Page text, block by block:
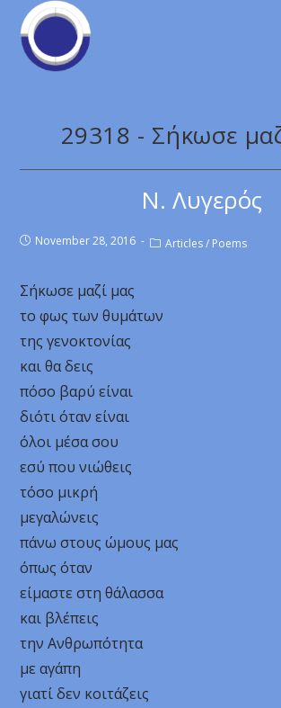
29318 - Σήκωσε
Ν. Λυγερός
November 28, 2016 Articles / Poems
Σήκωσε μαζί μας
το φως των θυμάτων
της γενοκτονίας
και θα δεις
πόσο βαρύ είναι
διότι όταν είναι
όλοι μέσα σου
εσύ που νιώθεις
τόσο μικρή
μεγαλώνεις
πάνω στους ώμους μας
όπως όταν
είμαστε στη θάλασσα
και βλέπεις
την Ανθρωπότητα
με αγάπη
γιατί δεν κοιτάζεις